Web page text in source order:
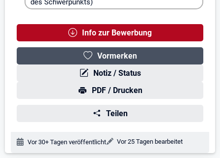
des Schwerpunkts)
Info zur Bewerbung
Vormerken
Notiz / Status
PDF / Drucken
Teilen
Veröffentlichungsdatum:
Vor 30+ Tagen veröffentlicht Änderungsdatum:
Vor 25 Tagen bearbeitet